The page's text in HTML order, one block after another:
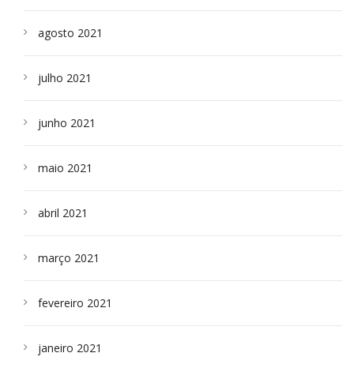
agosto 2021
julho 2021
junho 2021
maio 2021
abril 2021
março 2021
fevereiro 2021
janeiro 2021